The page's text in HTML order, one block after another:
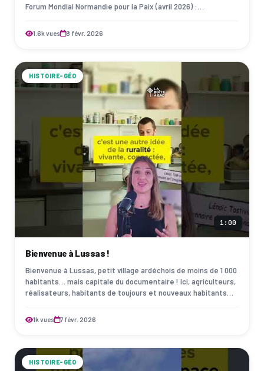
Forum Mondial Normandie pour la Paix (avril 2026) :
1.6k vues 8 févr. 2026
HISTOIRE-GÉO
1:00
Bienvenue à Lussas !
Bienvenue à Lussas, petit village ardéchois de moins de 1 000
habitants… mais capitale du documentaire ! Ici, agriculteurs,
réalisateurs, habitants de toujours et nouveaux habitants
1k vues 7 févr. 2026
HISTOIRE-GÉO